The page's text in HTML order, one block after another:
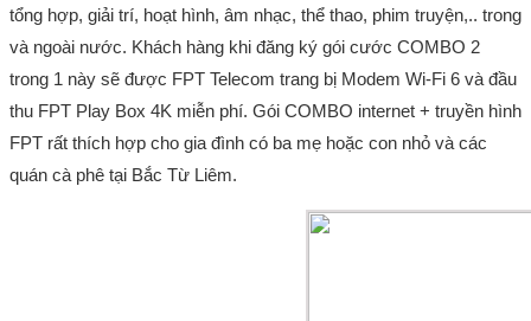
tổng hợp, giải trí, hoạt hình, âm nhạc, thể thao, phim truyện,.. trong
và ngoài nước. Khách hàng khi đăng ký gói cước COMBO 2
trong 1 này sẽ được FPT Telecom trang bị Modem Wi-Fi 6 và đầu
thu FPT Play Box 4K miễn phí. Gói COMBO internet + truyền hình
FPT rất thích hợp cho gia đình có ba mẹ hoặc con nhỏ và các
quán cà phê tại Bắc Từ Liêm.